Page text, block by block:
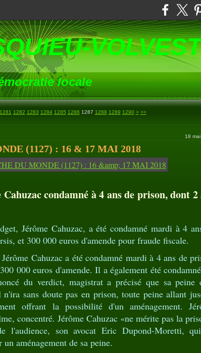
locale
1281 1282 1283 1284 1285 1286 1287 1288 1289 1290 1300
1400
1500
1600
1700
1800
1900
2000
2100
2200
2300
2400
2500
2600
2700
> >>
18
(1127) : 16 & 17 MAI 2018
condamné à 4 ans de prison, dont 2
Jérôme Cahuzac, a été condamné mardi à 4
et 300 000 euros d'amende pour fraude fiscale.
Cahuzac a été condamné mardi à 4 ans de
000 euros d'amende. Il a également été
du verdict, magistrat a précisé que sa peine
sans doute pas en prison, toute peine allant
offrant la possibilité d'un aménagement.
concentré. Jérôme Cahuzac «ne mérite pas la
l'audience, son avocat Eric Dupond-Moretti,
aménagement de sa peine.